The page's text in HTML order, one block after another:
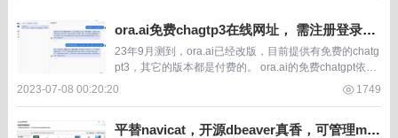
ora.ai免费chagtp3在线网址， 需注册登录
【23年9月测试】
23年9月测到，ora.ai已经改版，目前提供有免费的chatg
pt3，其它的版本都是付费的。 ora.ai的免费chatgpt依旧
需要注册登录后才能使用。 而且有时候注册登录不上，
2023-07-08 00:20:20 1749
平替navicat，开源dbeaver真香，可管理mys